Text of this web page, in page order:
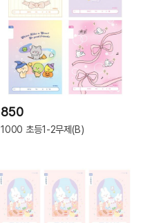
850
1000 초등1-2무제(B)